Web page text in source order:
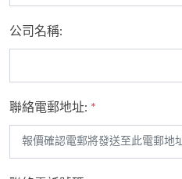
公司名稱:
聯絡電郵地址: *